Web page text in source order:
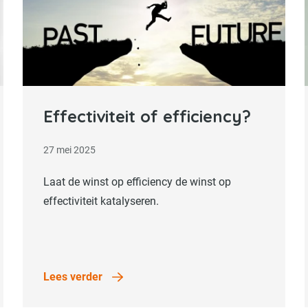
Lees verder
Effectiviteit of efficiency?
27 mei 2025
Laat de winst op efficiency de winst op
effectiviteit katalyseren.
Lees verder